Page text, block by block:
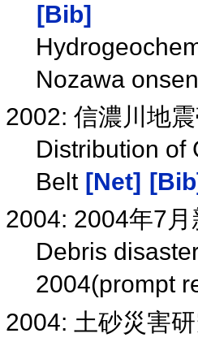
[Bib]
Nozawa
2002: 信濃川地
Distribution of
Belt [Net]
2004: 2004年7
Debris
2004(prompt
2004: 土砂災害